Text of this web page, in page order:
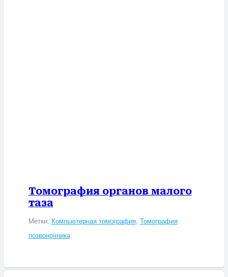
Томография органов малого
таза
Метки: Компьютерная томография, Томография
позвоночника